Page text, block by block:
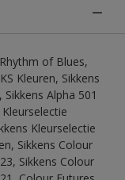
of Blues,
Kleuren, Sikkens
Alpha 501
Kleurselectie
Sikkens Colour
Sikkens Colour